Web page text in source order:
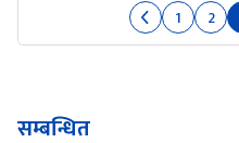
1 2
सम्बन्धित